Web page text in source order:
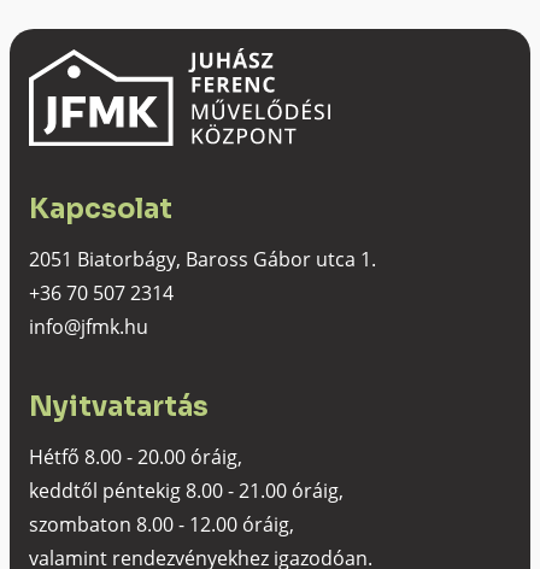
Kapcsolat
2051 Biatorbágy, Baross Gábor utca 1.
+36 70 507 2314
info@jfmk.hu
Nyitvatartás
Hétfő 8.00 - 20.00 óráig,
keddtől péntekig 8.00 - 21.00 óráig,
szombaton 8.00 - 12.00 óráig,
valamint rendezvényekhez igazodóan.